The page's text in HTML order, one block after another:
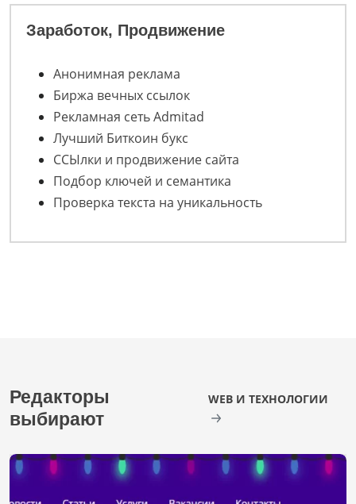
Заработок, Продвижение
Анонимная реклама
Биржа вечных ссылок
Рекламная сеть Admitad
Лучший Биткоин букс
ССЫлки и продвижение сайта
Подбор ключей и семантика
Проверка текста на уникальность
Редакторы
выбирают
WEB И ТЕХНОЛОГИИ